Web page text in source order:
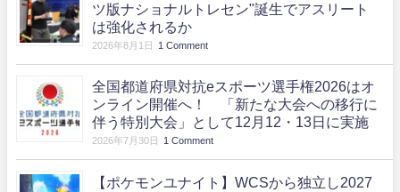
ツ版ナショナルトレセン"誕生でアスリート
は強化されるか
2026年8月1日 1 Comment
全国都道府県対抗eスポーツ選手権2026はオ
ンライン開催へ！ 「新たな大会への移行に
伴う特別大会」として12月12・13日に実施
2026年7月30日 1 Comment
【ポケモンユナイト】WCSから独立し2027